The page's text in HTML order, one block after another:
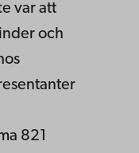
var att
och
821